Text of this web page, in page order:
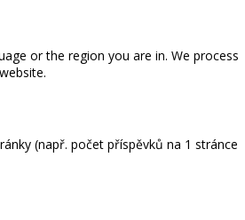
or the region you are in. We process
(např. počet příspěvků na 1 stránce